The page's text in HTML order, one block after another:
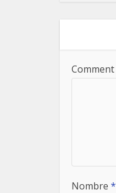
Comment
Nombre *